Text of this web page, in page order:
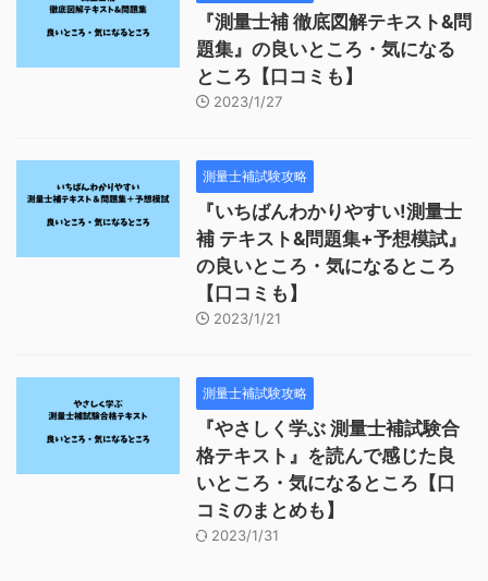
『測量士補 徹底図解テキスト&問
題集』の良いところ・気になる
ところ【口コミも】
2023/1/27
測量士補試験攻略
『いちばんわかりやすい!測量士
補 テキスト&問題集+予想模試』
の良いところ・気になるところ
【口コミも】
2023/1/21
測量士補試験攻略
『やさしく学ぶ 測量士補試験合
格テキスト』を読んで感じた良
いところ・気になるところ【口
コミのまとめも】
2023/1/31